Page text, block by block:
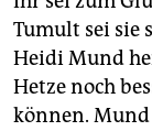
Tumult sei sie
Heidi Mund
Hetze noch
können.